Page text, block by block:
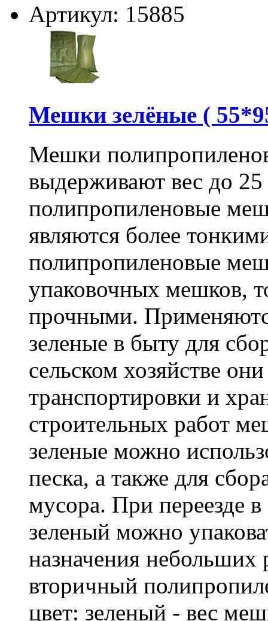
Артикул: 15885
Мешки зелёные (
Мешки
выдерживают вес до
полипропиленовые
являются более
полипропиленовые
упаковочных мешков,
прочными.
зеленые в быту для
сельском хозяйстве
транспортировки и
строительных работ
зеленые можно
песка, а также для
мусора. При переезде
зеленый можно
назначения небольших
вторичный
цвет: зеленый - вес